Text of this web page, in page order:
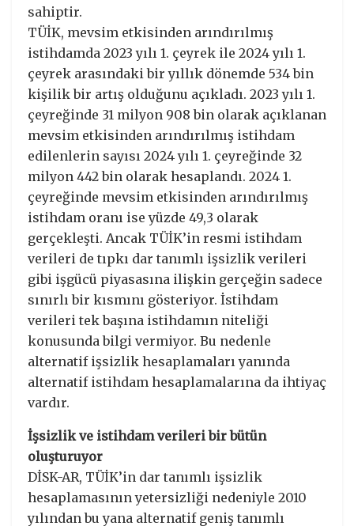
sahiptir.
TÜİK, mevsim etkisinden arındırılmış
istihdamda 2023 yılı 1. çeyrek ile 2024 yılı 1.
çeyrek arasındaki bir yıllık dönemde 534 bin
kişilik bir artış olduğunu açıkladı. 2023 yılı 1.
çeyreğinde 31 milyon 908 bin olarak açıklanan
mevsim etkisinden arındırılmış istihdam
edilenlerin sayısı 2024 yılı 1. çeyreğinde 32
milyon 442 bin olarak hesaplandı. 2024 1.
çeyreğinde mevsim etkisinden arındırılmış
istihdam oranı ise yüzde 49,3 olarak
gerçekleşti. Ancak TÜİK’in resmi istihdam
verileri de tıpkı dar tanımlı işsizlik verileri
gibi işgücü piyasasına ilişkin gerçeğin sadece
sınırlı bir kısmını gösteriyor. İstihdam
verileri tek başına istihdamın niteliği
konusunda bilgi vermiyor. Bu nedenle
alternatif işsizlik hesaplamaları yanında
alternatif istihdam hesaplamalarına da ihtiyaç
vardır.
İşsizlik ve istihdam verileri bir bütün
oluşturuyor
DİSK-AR, TÜİK’in dar tanımlı işsizlik
hesaplamasının yetersizliği nedeniyle 2010
yılından bu yana alternatif geniş tanımlı